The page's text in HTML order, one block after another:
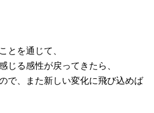
とを通じて、
じる感性が戻ってきたら、
で、また新しい変化に飛び込めば